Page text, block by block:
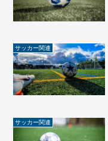
サッカー関連
サッカー関連